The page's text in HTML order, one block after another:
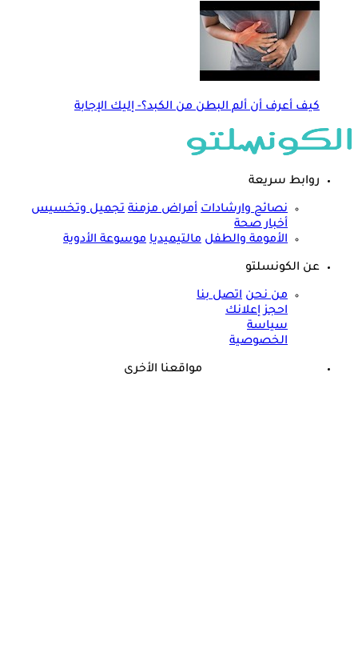
كيف أعرف أن ألم البطن من الكبد؟- إليك الإجابة
روابط سريعة
نصائح وارشادات أمراض مزمنة تجميل وتخسيس
أخبار صحة
الأمومة والطفل مالتيميديا موسوعة الأدوية
عن الكونسلتو
من نحن اتصل بنا
احجز إعلانك
سياسة
الخصوصية
مواقعنا الأخرى